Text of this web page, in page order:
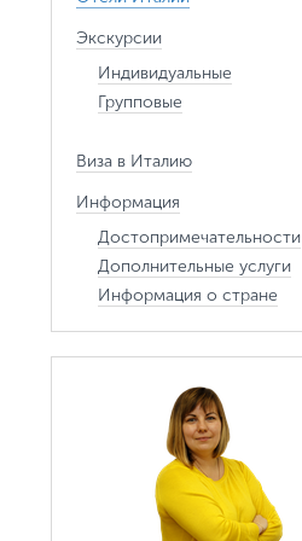
Экскурсии
Индивидуальные
Групповые
Виза в Италию
Информация
Достопримечательности
Дополнительные услуги
Информация о стране